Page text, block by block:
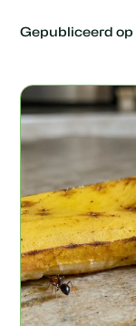
Gepubliceerd op